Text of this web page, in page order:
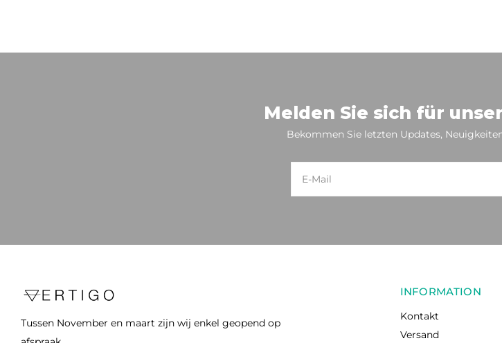
Melden Sie sich für
Bekommen Sie letzten Updates,
Tussen November en maart zijn wij enkel geopend op
INFORMATION
Kontakt
Versand